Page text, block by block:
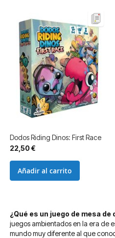
Dodos Riding Dinos: First Race
22,50 €
Añadir al carrito
¿Qué es un juego de mesa
juegos ambientados en la era de
mundo muy diferente al que